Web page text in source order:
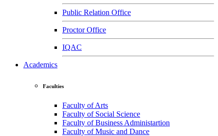
Public Relation Office
Proctor Office
IQAC
Academics
Faculties
Faculty of Arts
Faculty of Social Science
Faculty of Business Administartion
Faculty of Music and Dance